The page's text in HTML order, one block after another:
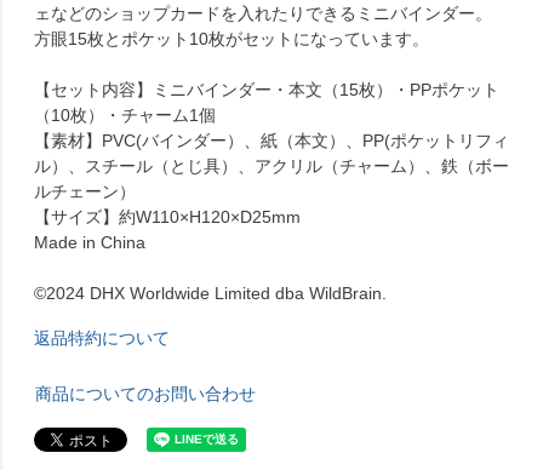
ェなどのショップカードを入れたりできるミニバインダー。
方眼15枚とポケット10枚がセットになっています。
【セット内容】ミニバインダー・本文（15枚）・PPポケット
（10枚）・チャーム1個
【素材】PVC(バインダー）、紙（本文）、PP(ポケットリフィ
ル）、スチール（とじ具）、アクリル（チャーム）、鉄（ボー
ルチェーン）
【サイズ】約W110×H120×D25mm
Made in China
©2024 DHX Worldwide Limited dba WildBrain.
返品特約について
商品についてのお問い合わせ